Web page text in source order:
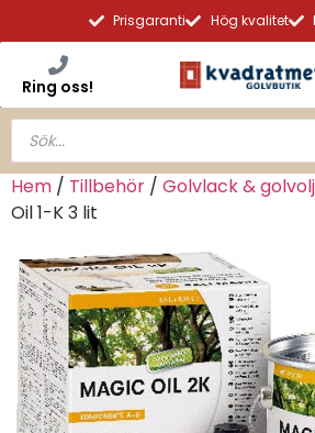
Prisgaranti Hög kvalitet
Ring oss!
Hem / Tillbehör / Golvlack &
Oil 1-K 3 lit